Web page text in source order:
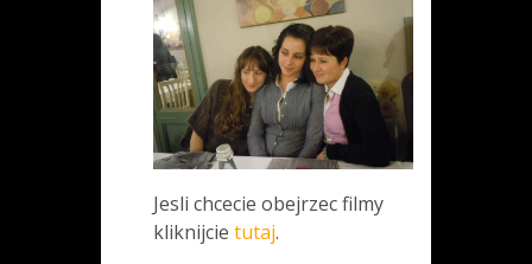
Jesli chcecie obejrzec filmy
kliknijcie tutaj.